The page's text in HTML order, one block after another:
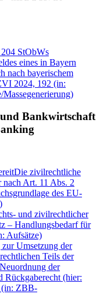
StObWs
eines in Bayern
nach bayerischem
2024, 192 (in:
Bankwirtschaft
Die zivilrechtliche
Art. 11 Abs. 2
des EU-
und zivilrechtlicher
– Handlungsbedarf für
Aufsätze)
Umsetzung der
Teils der
der
Rückgaberecht (hier:
(in: ZBB-